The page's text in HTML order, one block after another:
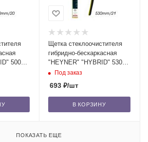
500
50
Щетка стеклоочистителя
гибридно-бескаркасная
"HEYNER" "HYBRID" 530
мм-21" (031) 1 шт. /10/50
Под заказ
693₽/шт
В КОРЗИНУ
ПОКАЗАТЬ ЕЩЕ